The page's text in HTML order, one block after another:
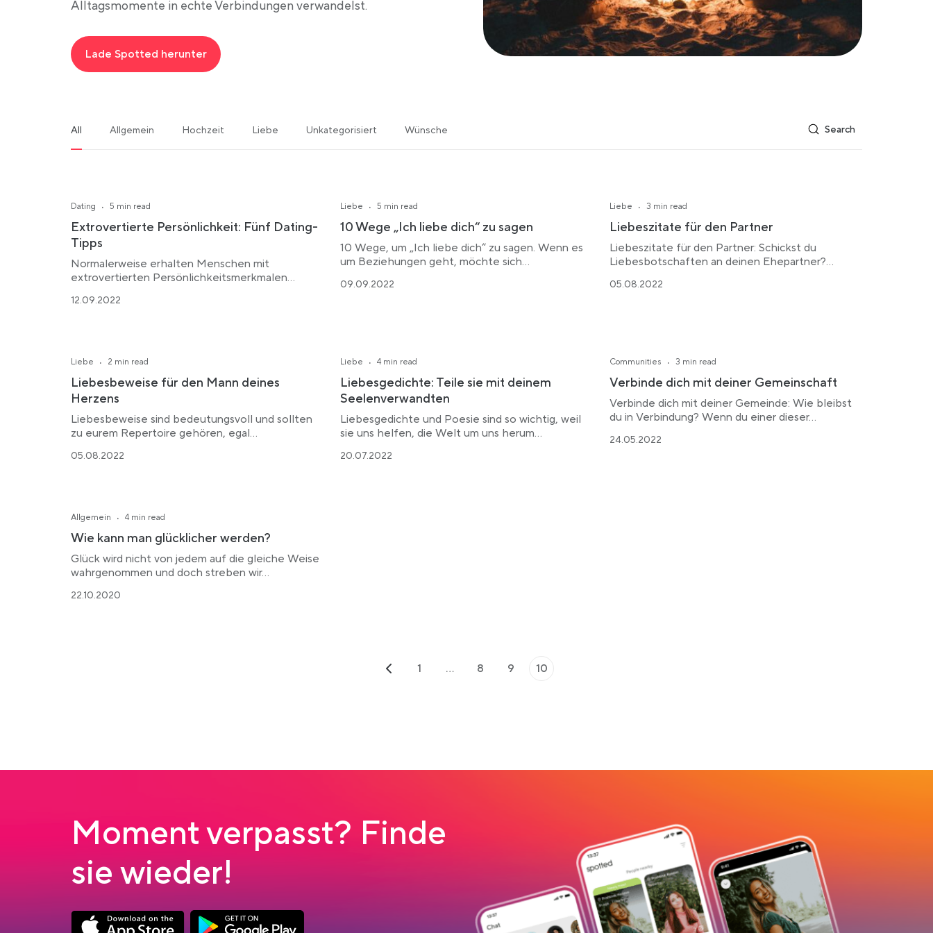
Alltagsmomente in echte Verbindungen verwandelst.
Lade Spotted herunter
All Allgemein Hochzeit Liebe Unkategorisiert Wünsche
Dating · 5 min read
Extrovertierte Persönlichkeit: Fünf Dating-
Tipps
Normalerweise erhalten Menschen mit
extrovertierten Persönlichkeitsmerkmalen
12.09.2022
Liebe · 5 min read
10 Wege „Ich liebe dich“ zu sagen
10 Wege, um „Ich liebe dich“ zu sagen. Wenn es
um Beziehungen geht, möchte sich…
09.09.2022
Liebe · 3 min read
Liebeszitate für den Partner
Liebeszitate für den Partner: Schickst du
Liebesbotschaften an deinen Ehepartner?…
05.08.2022
Liebe · 2 min read
Liebesbeweise für den Mann deines
Herzens
Liebesbeweise sind bedeutungsvoll und sollten
zu eurem Repertoire gehören, egal…
05.08.2022
Liebe · 4 min read
Liebesgedichte: Teile sie mit deinem
Seelenverwandten
Liebesgedichte und Poesie sind so wichtig, weil
sie uns helfen, die Welt um uns herum…
20.07.2022
Communities · 3 min read
Verbinde dich mit deiner Gemeinschaft
Verbinde dich mit deiner Gemeinde: Wie bleibst
du in Verbindung? Wenn du einer dieser…
24.05.2022
Allgemein · 4 min read
Wie kann man glücklicher werden?
Glück wird nicht von jedem auf die gleiche Weise
wahrgenommen und doch streben wir…
22.10.2020
1 … 8 9 10
Moment verpasst? Finde
sie wieder!
Link opens in a new tabLink opens in a new tab